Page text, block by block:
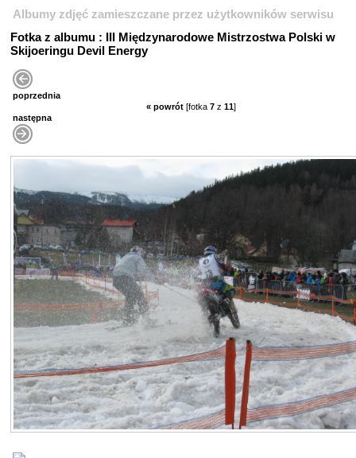
Albumy zdjęć zamieszczane przez użytkowników serwisu
Fotka z albumu : III Międzynarodowe Mistrzostwa Polski w
Skijoeringu Devil Energy
poprzednia
« powrót [fotka 7 z 11]
następna